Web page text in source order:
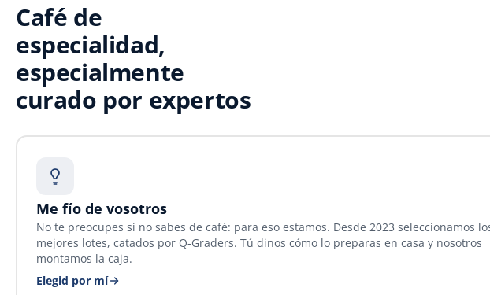
Café de
especialidad,
especialmente
curado por expertos
Me fío de vosotros
No te preocupes si no sabes de café: para eso estamos. Desde 2023 seleccionamos
mejores lotes, catados por Q-Graders. Tú dinos cómo lo preparas en casa y nosotros
montamos la caja.
Elegid por mí